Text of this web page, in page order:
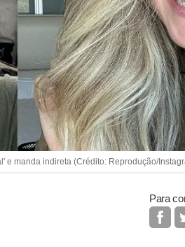
manda indireta (Crédito: Reprodução/
Para